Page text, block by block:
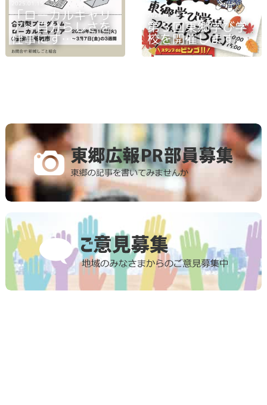
2025.01.15
「ローカルキャリ
ア～自分らしさを
仕事にす……
2024.10.07
第５回東郷学び学
校を開催します